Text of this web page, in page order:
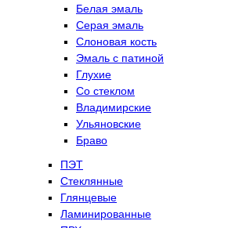
Белая эмаль
Серая эмаль
Слоновая кость
Эмаль с патиной
Глухие
Со стеклом
Владимирские
Ульяновские
Браво
ПЭТ
Стеклянные
Глянцевые
Ламинированные